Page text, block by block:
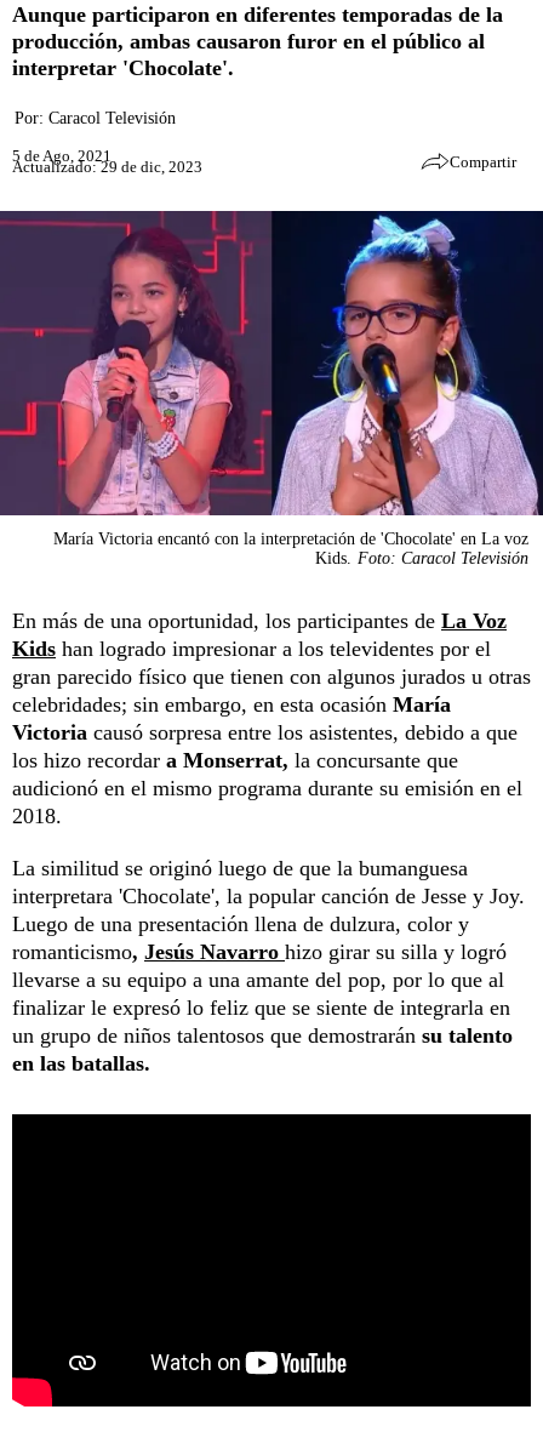
Aunque participaron en diferentes temporadas de la
producción, ambas causaron furor en el público al
interpretar 'Chocolate'.
Por: Caracol Televisión
5 de Ago, 2021
Actualizado: 29 de dic, 2023 Compartir
María Victoria encantó con la interpretación de 'Chocolate' en La voz
Kids. Foto: Caracol Televisión
En más de una oportunidad, los participantes de La Voz
Kids han logrado impresionar a los televidentes por el
gran parecido físico que tienen con algunos jurados u otras
celebridades; sin embargo, en esta ocasión María
Victoria causó sorpresa entre los asistentes, debido a que
los hizo recordar a Monserrat, la concursante que
audicionó en el mismo programa durante su emisión en el
2018.
La similitud se originó luego de que la bumanguesa
interpretara 'Chocolate', la popular canción de Jesse y Joy.
Luego de una presentación llena de dulzura, color y
romanticismo, Jesús Navarro hizo girar su silla y logró
llevarse a su equipo a una amante del pop, por lo que al
finalizar le expresó lo feliz que se siente de integrarla en
un grupo de niños talentosos que demostrarán su talento
en las batallas.